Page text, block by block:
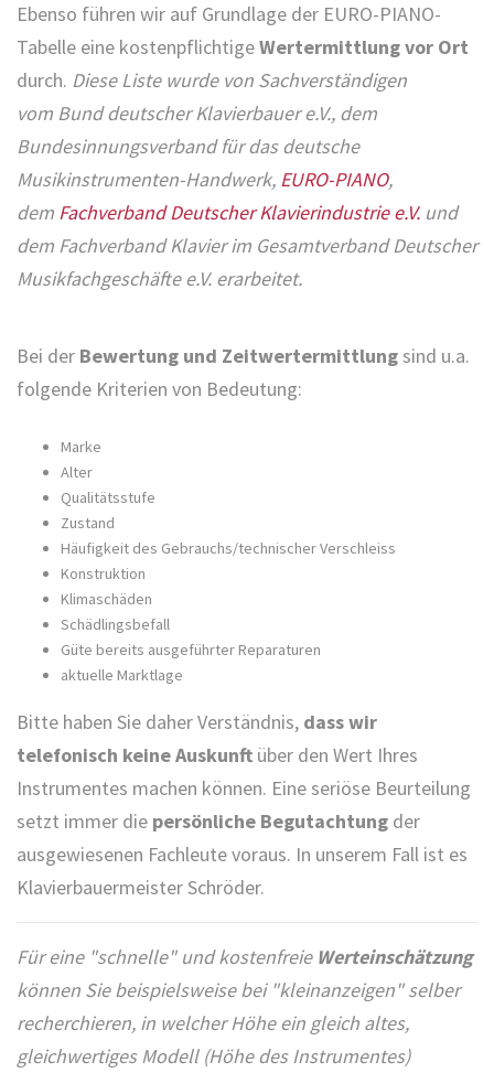
Ebenso führen wir auf Grundlage der EURO-PIANO-
Tabelle eine kostenpflichtigeWertermittlung vor Ort
durch. Diese Liste wurde von Sachverständigen
vom Bund deutscher Klavierbauer e.V., dem
Bundesinnungsverband für das deutsche
Musikinstrumenten-Handwerk, EURO-PIANO,
dem Fachverband Deutscher Klavierindustrie e.V. und
dem Fachverband Klavier im Gesamtverband Deutscher
Musikfachgeschäfte e.V. erarbeitet.
Bei der Bewertung und Zeitwertermittlungsind u.a.
folgende Kriterien von Bedeutung:
Marke
Alter
Qualitätsstufe
Zustand
Häufigkeit des Gebrauchs/technischer Verschleiss
Konstruktion
Klimaschäden
Schädlingsbefall
Güte bereits ausgeführter Reparaturen
aktuelle Marktlage
Bitte haben Sie daher Verständnis, dass wir
telefonisch keine Auskunft über den Wert Ihres
Instrumentes machen können. Eine seriöse Beurteilung
setzt immer die persönliche Begutachtung der
ausgewiesenen Fachleute voraus. In unserem Fall ist es
Klavierbauermeister Schröder.
Für eine "schnelle" und kostenfreie Werteinschätzung
können Sie beispielsweise bei "kleinanzeigen" selber
recherchieren, in welcher Höhe ein gleich altes,
gleichwertiges Modell (Höhe des Instrumentes)